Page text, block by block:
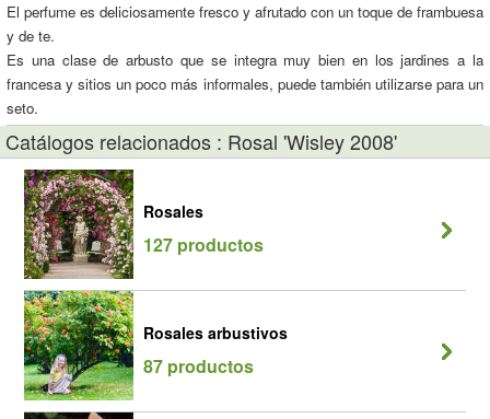
El perfume es deliciosamente fresco y afrutado con un toque de frambuesa
y de te.
Es una clase de arbusto que se integra muy bien en los jardines a la
francesa y sitios un poco más informales, puede también utilizarse para un
seto.
Catálogos relacionados : Rosal 'Wisley 2008'
Rosales
127 productos
Rosales arbustivos
87 productos